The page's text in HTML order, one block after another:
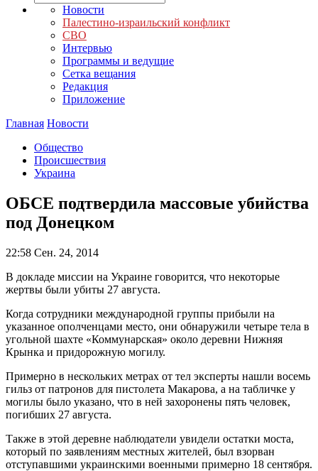
Новости
Палестино-израильский конфликт
СВО
Интервью
Программы и ведущие
Сетка вещания
Редакция
Приложение
Главная Новости
Общество
Происшествия
Украина
ОБСЕ подтвердила массовые убийства
под Донецком
22:58 Сен. 24, 2014
В докладе миссии на Украине говорится, что некоторые
жертвы были убиты 27 августа.
Когда сотрудники международной группы прибыли на
указанное ополченцами место, они обнаружили четыре тела в
угольной шахте «Коммунарская» около деревни Нижняя
Крынка и придорожную могилу.
Примерно в нескольких метрах от тел эксперты нашли восемь
гильз от патронов для пистолета Макарова, а на табличке у
могилы было указано, что в ней захоронены пять человек,
погибших 27 августа.
Также в этой деревне наблюдатели увидели остатки моста,
который по заявлениям местных жителей, был взорван
отступавшими украинскими военными примерно 18 сентября.